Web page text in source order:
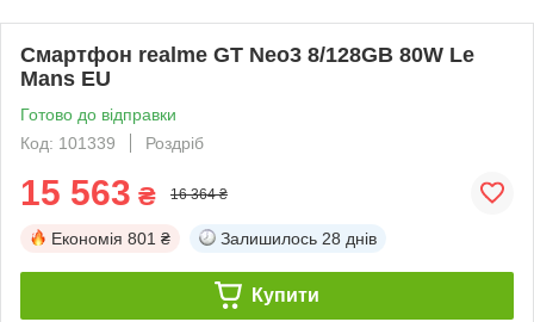
Смартфон realme GT Neo3 8/128GB 80W Le
Mans EU
Готово до відправки
Код: 101339
Роздріб
15 563 ₴ 16 364 ₴
Економія 801 ₴ Залишилось 28 днів
Купити